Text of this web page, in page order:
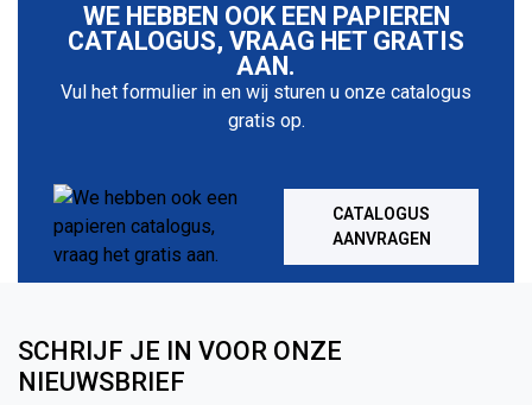
WE HEBBEN OOK EEN PAPIEREN
CATALOGUS, VRAAG HET GRATIS
AAN.
Vul het formulier in en wij sturen u onze catalogus
gratis op.
CATALOGUS
AANVRAGEN
SCHRIJF JE IN VOOR ONZE
NIEUWSBRIEF